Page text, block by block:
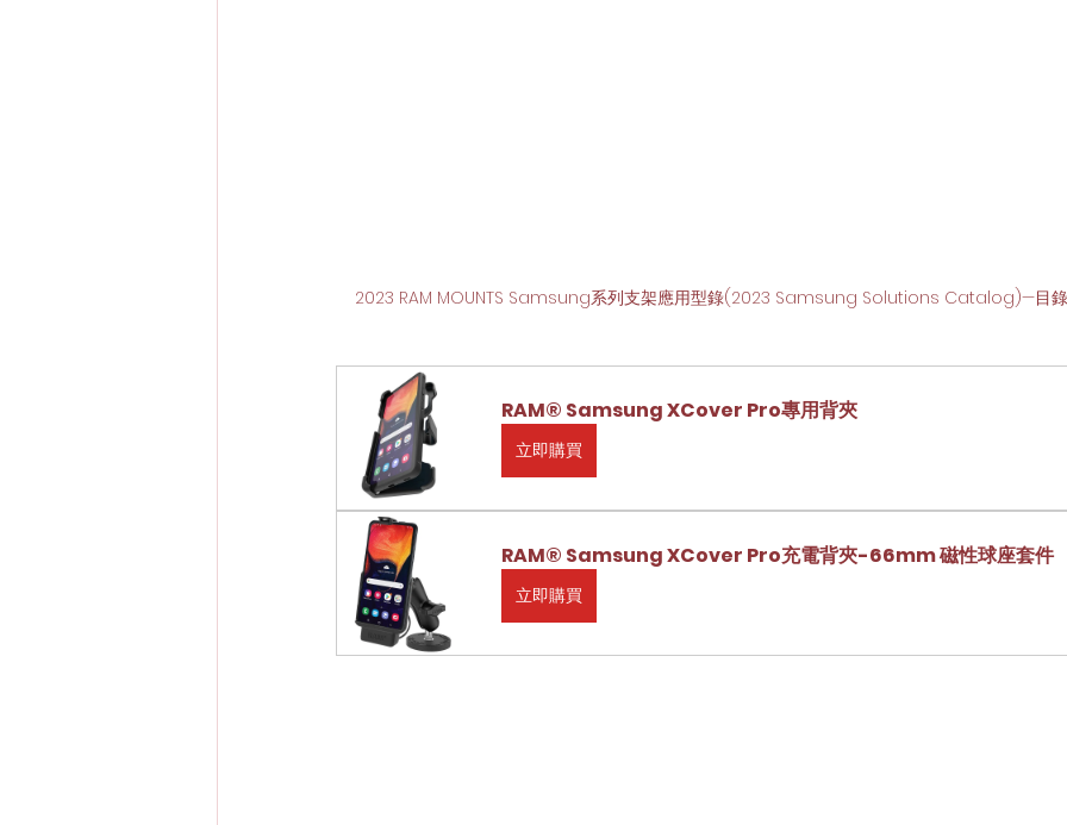
2023 RAM MOUNTS Samsung系列支架應用型錄(2023 Samsung Solutions Catalog)—目
RAM® Samsung XCover Pro專用背夾
立即購買
RAM® Samsung XCover Pro充電背夾-66mm 磁性球座套件
立即購買